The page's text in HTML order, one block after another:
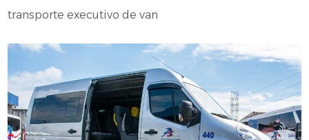
transporte executivo de van